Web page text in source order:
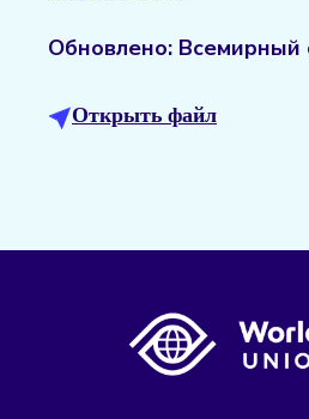
Обновлено: Всемирный
Открыть файл